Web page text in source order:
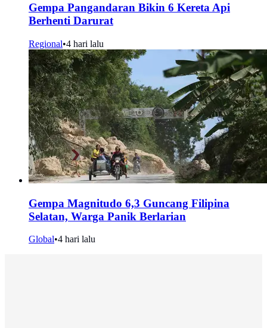
Gempa Pangandaran Bikin 6 Kereta Api
Berhenti Darurat
Regional•4 hari lalu
Gempa Magnitudo 6,3 Guncang Filipina
Selatan, Warga Panik Berlarian
Global•4 hari lalu